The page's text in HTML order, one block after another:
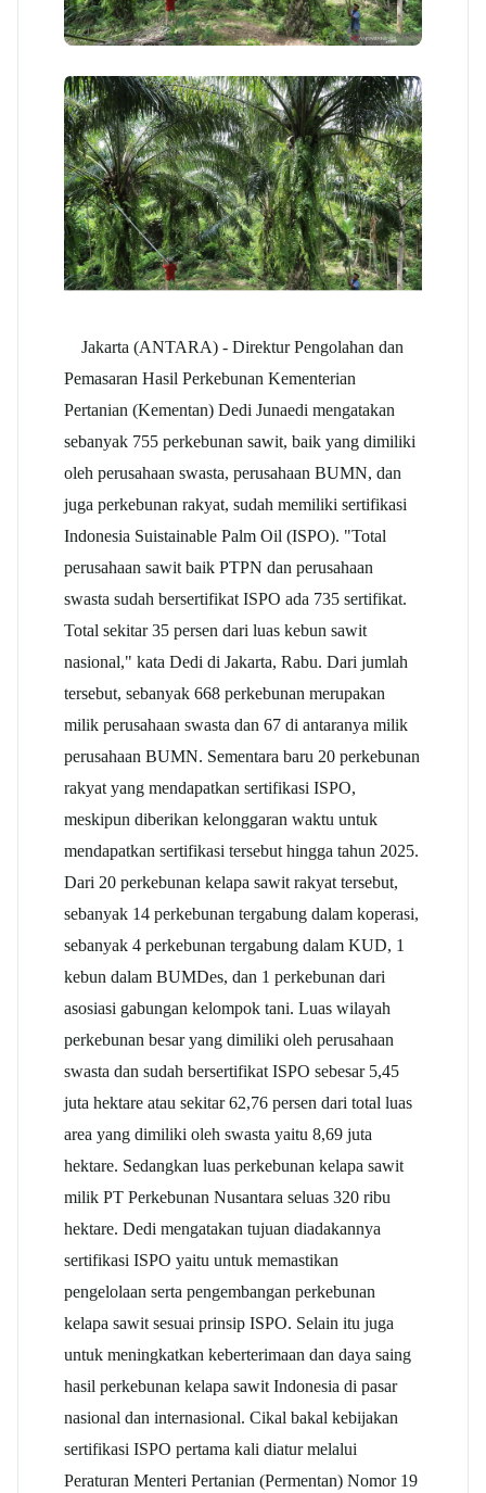
Jakarta (ANTARA) - Direktur Pengolahan dan
Pemasaran Hasil Perkebunan Kementerian
Pertanian (Kementan) Dedi Junaedi mengatakan
sebanyak 755 perkebunan sawit, baik yang dimiliki
oleh perusahaan swasta, perusahaan BUMN, dan
juga perkebunan rakyat, sudah memiliki sertifikasi
Indonesia Suistainable Palm Oil (ISPO). "Total
perusahaan sawit baik PTPN dan perusahaan
swasta sudah bersertifikat ISPO ada 735 sertifikat.
Total sekitar 35 persen dari luas kebun sawit
nasional," kata Dedi di Jakarta, Rabu. Dari jumlah
tersebut, sebanyak 668 perkebunan merupakan
milik perusahaan swasta dan 67 di antaranya milik
perusahaan BUMN. Sementara baru 20 perkebunan
rakyat yang mendapatkan sertifikasi ISPO,
meskipun diberikan kelonggaran waktu untuk
mendapatkan sertifikasi tersebut hingga tahun 2025.
Dari 20 perkebunan kelapa sawit rakyat tersebut,
sebanyak 14 perkebunan tergabung dalam koperasi,
sebanyak 4 perkebunan tergabung dalam KUD, 1
kebun dalam BUMDes, dan 1 perkebunan dari
asosiasi gabungan kelompok tani. Luas wilayah
perkebunan besar yang dimiliki oleh perusahaan
swasta dan sudah bersertifikat ISPO sebesar 5,45
juta hektare atau sekitar 62,76 persen dari total luas
area yang dimiliki oleh swasta yaitu 8,69 juta
hektare. Sedangkan luas perkebunan kelapa sawit
milik PT Perkebunan Nusantara seluas 320 ribu
hektare. Dedi mengatakan tujuan diadakannya
sertifikasi ISPO yaitu untuk memastikan
pengelolaan serta pengembangan perkebunan
kelapa sawit sesuai prinsip ISPO. Selain itu juga
untuk meningkatkan keberterimaan dan daya saing
hasil perkebunan kelapa sawit Indonesia di pasar
nasional dan internasional. Cikal bakal kebijakan
sertifikasi ISPO pertama kali diatur melalui
Peraturan Menteri Pertanian (Permentan) Nomor 19